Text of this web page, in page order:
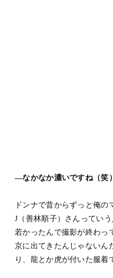
―なかなか濃いですね（笑
ドンナで昔からずっと俺
J（善林順子）さんってい
若かったんで撮影が終わっ
京に出てきたんじゃないん
り、龍とか虎が付いた服着